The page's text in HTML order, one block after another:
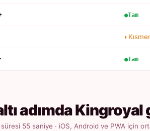
Tam
Tam
adımda Kingroyal
55 saniye · iOS, Android ve PWA için